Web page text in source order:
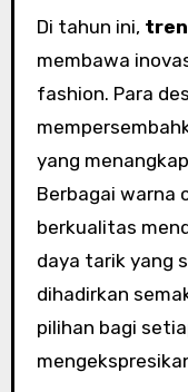
Di tahun ini, tren
membawa
fashion. Para
yang
Berbagai warna
berkualitas
daya tarik yang
dihadirkan
pilihan bagi